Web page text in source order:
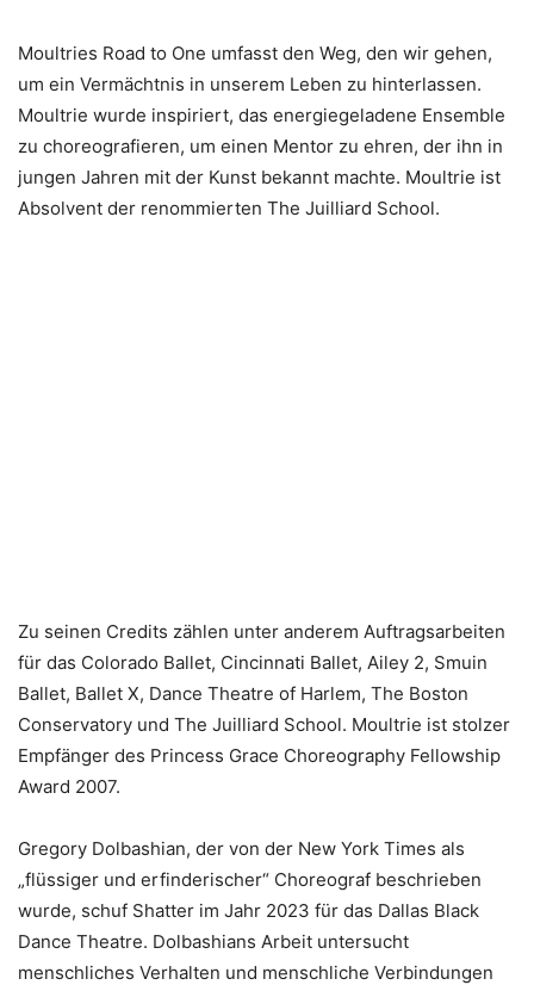
Moultries Road to One umfasst den Weg, den wir gehen,
um ein Vermächtnis in unserem Leben zu hinterlassen.
Moultrie wurde inspiriert, das energiegeladene Ensemble
zu choreografieren, um einen Mentor zu ehren, der ihn in
jungen Jahren mit der Kunst bekannt machte. Moultrie ist
Absolvent der renommierten The Juilliard School.
Zu seinen Credits zählen unter anderem Auftragsarbeiten
für das Colorado Ballet, Cincinnati Ballet, Ailey 2, Smuin
Ballet, Ballet X, Dance Theatre of Harlem, The Boston
Conservatory und The Juilliard School. Moultrie ist stolzer
Empfänger des Princess Grace Choreography Fellowship
Award 2007.
Gregory Dolbashian, der von der New York Times als
„flüssiger und erfinderischer“ Choreograf beschrieben
wurde, schuf Shatter im Jahr 2023 für das Dallas Black
Dance Theatre. Dolbashians Arbeit untersucht
menschliches Verhalten und menschliche Verbindungen